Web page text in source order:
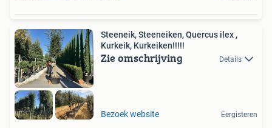
Steeneik, Steeneiken, Quercus ilex ,
Kurkeik, Kurkeiken!!!!!
Zie omschrijving Details
Bezoek website Eergisteren